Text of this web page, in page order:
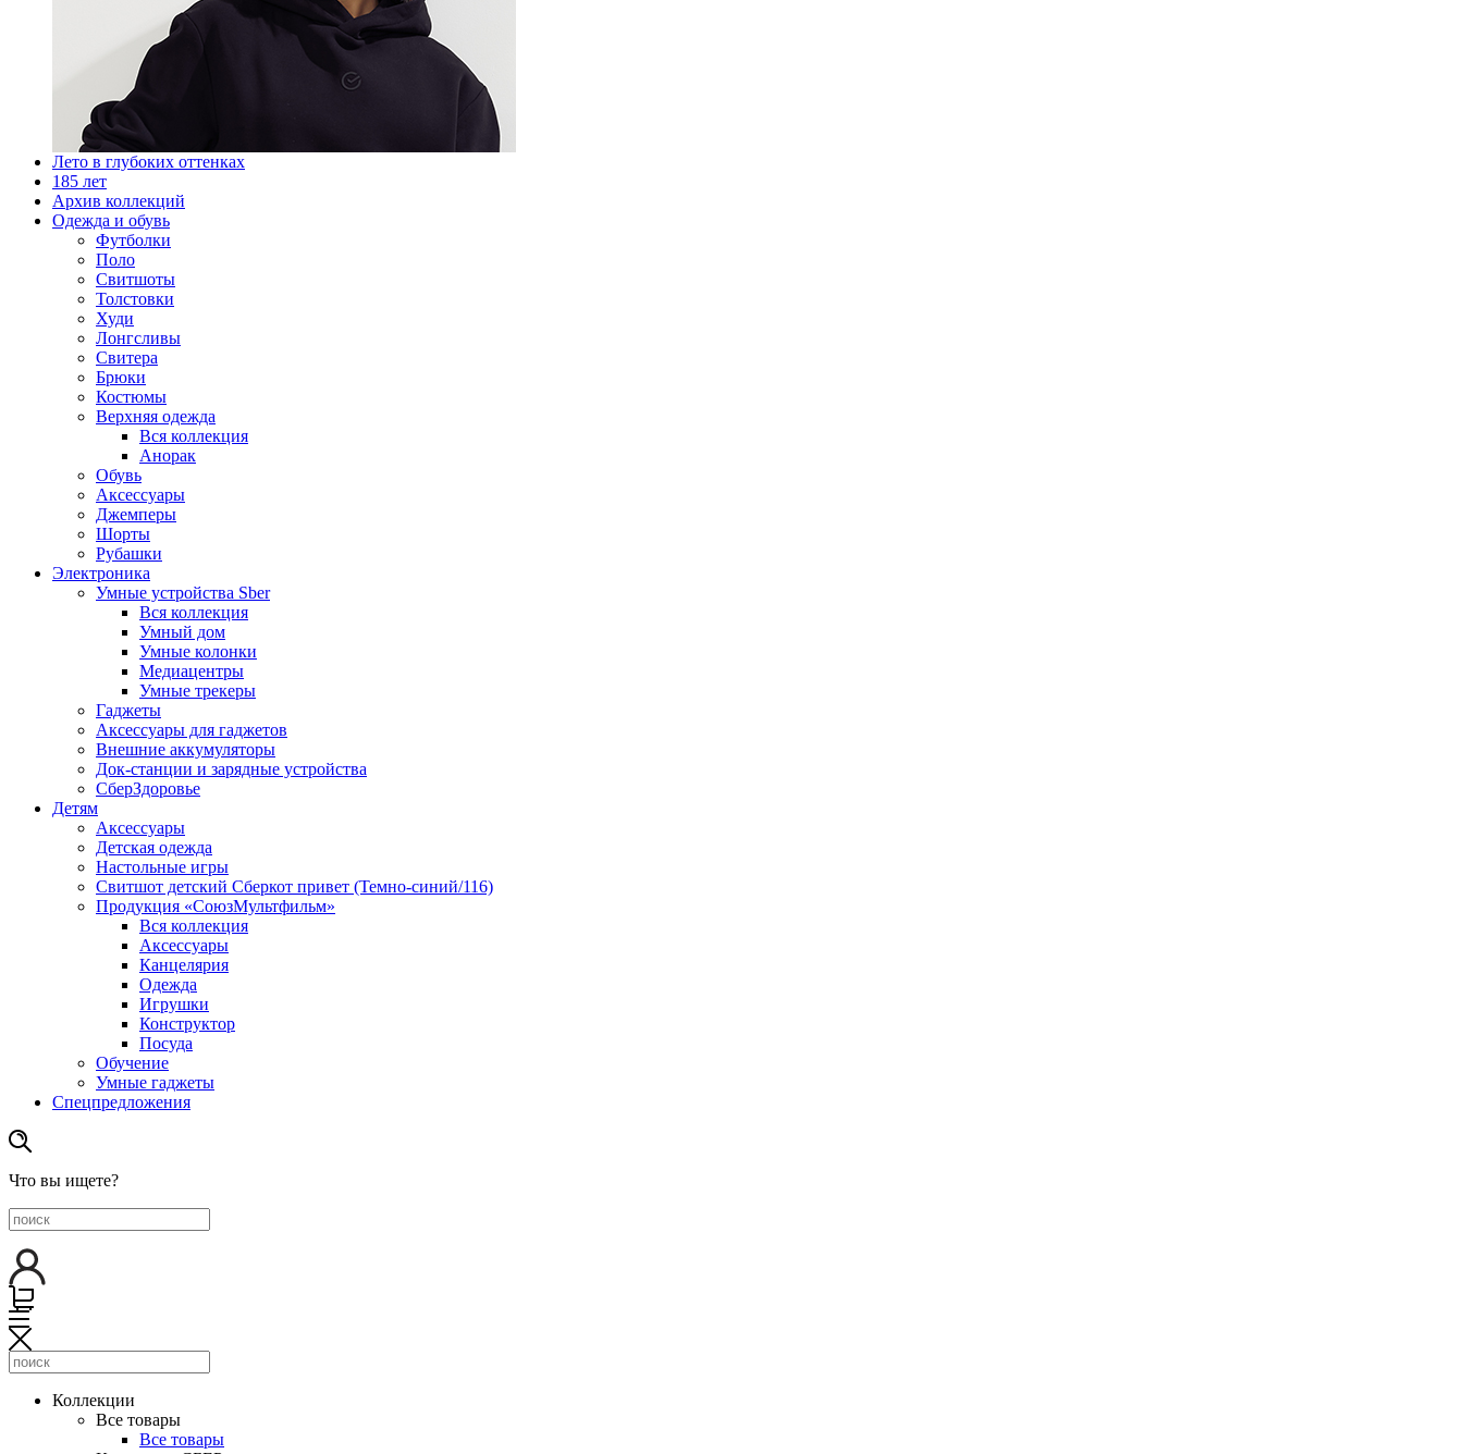
Лето в глубоких оттенках
185 лет
Архив коллекций
Одежда и обувь
Футболки
Поло
Свитшоты
Толстовки
Худи
Лонгсливы
Свитера
Брюки
Костюмы
Верхняя одежда
Вся коллекция
Анорак
Обувь
Аксессуары
Джемперы
Шорты
Рубашки
Электроника
Умные устройства Sber
Вся коллекция
Умный дом
Умные колонки
Медиацентры
Умные трекеры
Гаджеты
Аксессуары для гаджетов
Внешние аккумуляторы
Док-станции и зарядные устройства
СберЗдоровье
Детям
Аксессуары
Детская одежда
Настольные игры
Свитшот детский Сберкот привет (Темно-синий/116)
Продукция «СоюзМультфильм»
Вся коллекция
Аксессуары
Канцелярия
Одежда
Игрушки
Конструктор
Посуда
Обучение
Умные гаджеты
Спецпредложения
Что вы ищете?
Коллекции
Все товары
Все товары